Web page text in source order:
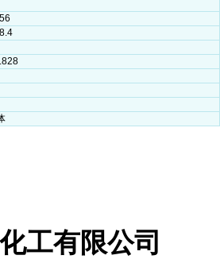
工有限公司